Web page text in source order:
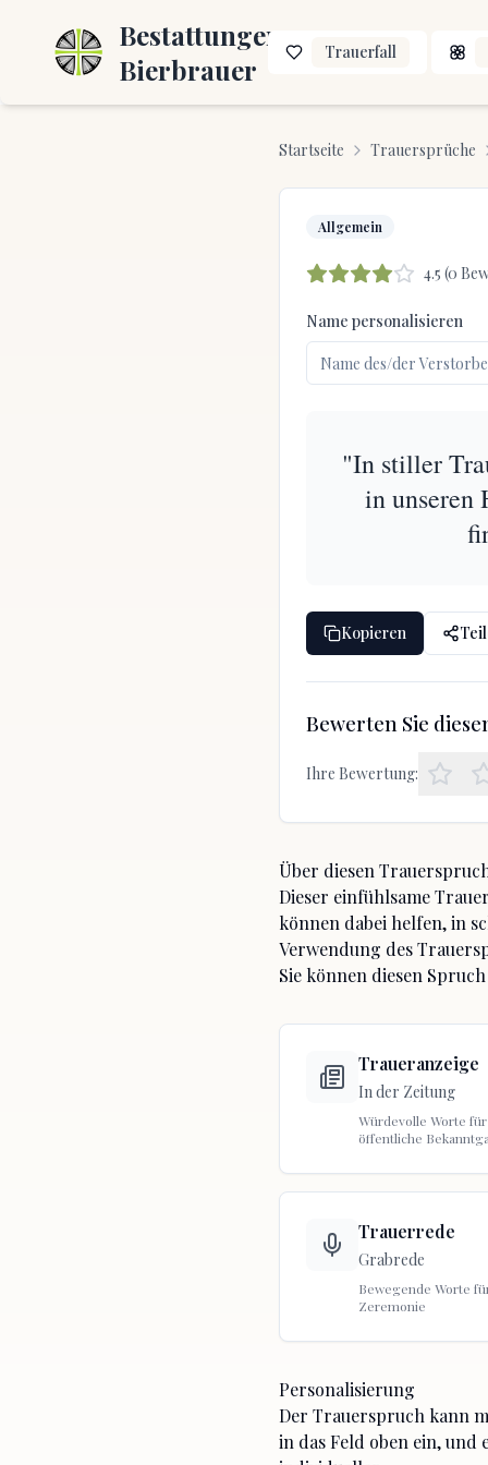
Bestattungen
Bierbrauer
Trauerfall
Startseite Trauersprüche
Allgemein
4.5 (0
Name personalisieren
"In stiller
in unseren
Kopieren
Bewerten Sie
Ihre Bewertung:
Über diesen
Dieser einfühlsame
können dabei helfen, in
Verwendung des
Sie können diesen
Traueranzeige
In der Zeitung
Würdevolle Worte
öffentliche
Trauerrede
Grabrede
Bewegende Worte
Zeremonie
Personalisierung
Der Trauerspruch kann
in das Feld oben ein,